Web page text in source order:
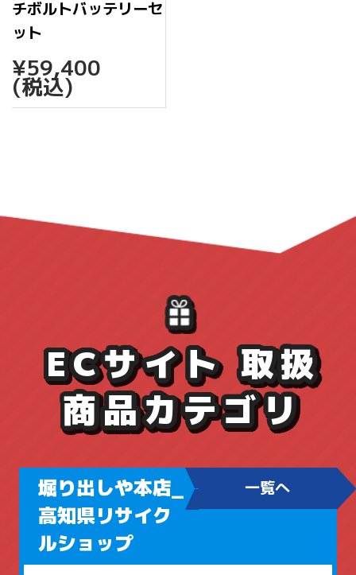
チボルトバッテリーセ
ット
通
常
価
格
¥59,400
(税込)
ECサイト 取扱
商品カテゴリ
堀り出しや本店_
高知県リサイク
ルショップ
一覧へ